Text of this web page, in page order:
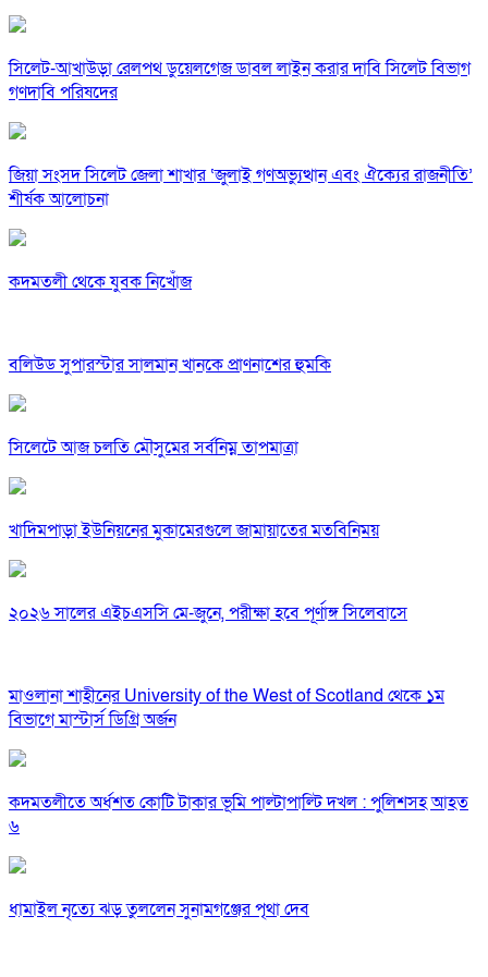
সিলেট-আখাউড়া রেলপথ ডুয়েলগেজ ডাবল লাইন করার দাবি সিলেট বিভাগ
গণদাবি পরিষদের
জিয়া সংসদ সিলেট জেলা শাখার ‘জুলাই গণঅভ্যুত্থান এবং ঐক্যের রাজনীতি’
শীর্ষক আলোচনা
কদমতলী থেকে যুবক নিখোঁজ
বলিউড সুপারস্টার সালমান খানকে প্রাণনাশের হুমকি
সিলেটে আজ চলতি মৌসুমের সর্বনিম্ন তাপমাত্রা
খাদিমপাড়া ইউনিয়নের মুকামেরগুলে জামায়াতের মতবিনিময়
২০২৬ সালের এইচএসসি মে-জুনে, পরীক্ষা হবে পূর্ণাঙ্গ সিলেবাসে
মাওলানা শাহীনের University of the West of Scotland থেকে ১ম
বিভাগে মাস্টার্স ডিগ্রি অর্জন
কদমতলীতে অর্ধশত কোটি টাকার ভূমি পাল্টাপাল্টি দখল : পুলিশসহ আহত
৬
ধামাইল নৃত্যে ঝড় তুললেন সুনামগঞ্জের পৃথা দেব